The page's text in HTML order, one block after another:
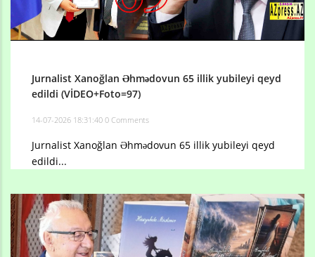
Jurnalist Xanoğlan Əhmədovun 65 illik yubileyi qeyd
edildi (VİDEO+Foto=97)
14-07-2026 18:31:40 0 Comments
Jurnalist Xanoğlan Əhmədovun 65 illik yubileyi qeyd
edildi...